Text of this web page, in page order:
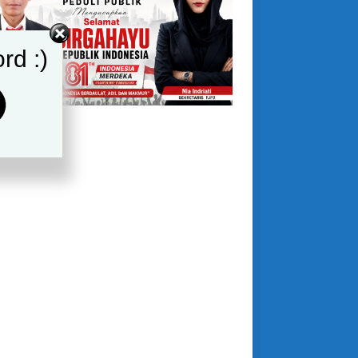
:)